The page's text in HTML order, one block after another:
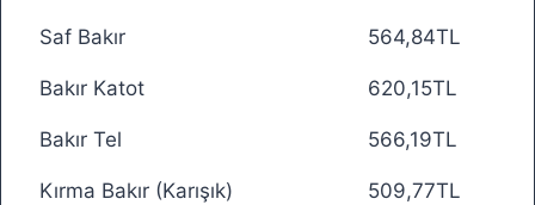
Saf Bakır 564,84TL
Bakır Katot 620,15TL
Bakır Tel 566,19TL
Kırma Bakır (Karışık) 509,77TL